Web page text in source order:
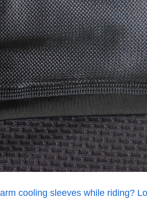
cooling sleeves while riding?